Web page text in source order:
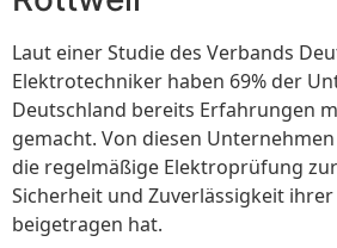
Laut einer Studie des Verbands
Elektrotechniker haben 69% der
Deutschland bereits Erfahrungen
gemacht. Von diesen Unternehmen
die regelmäßige Elektroprüfung
Sicherheit und Zuverlässigkeit
beigetragen hat.